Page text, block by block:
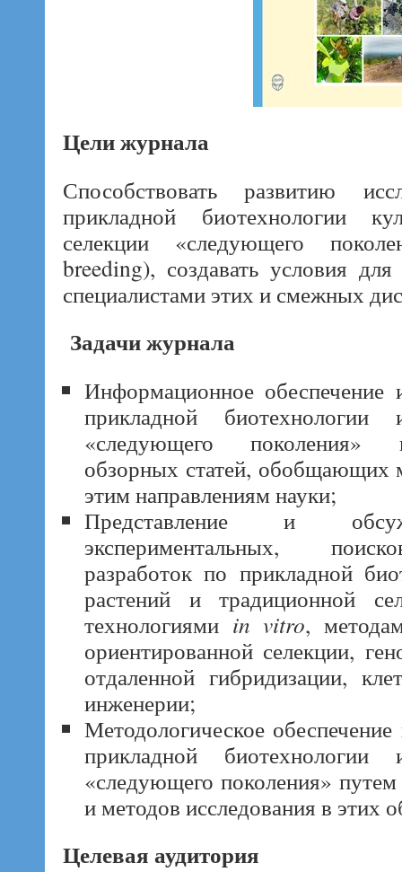
Цели журнала
Способствовать развитию
прикладной биотехнологии
селекции «следующего
breeding), создавать условия
специалистами этих и смежных
Задачи журнала
Информационное обеспечение
прикладной
«следующего поколения»
обзорных статей, обобщающих
этим направлениям науки;
Представление и
экспериментальных,
разработок по прикладной
растений и традиционной
технологиями in vitro,
ориентированной селекции,
отдаленной гибридизации,
инженерии;
Методологическое
прикладной
«следующего поколения»
и методов исследования в этих
Целевая аудитория